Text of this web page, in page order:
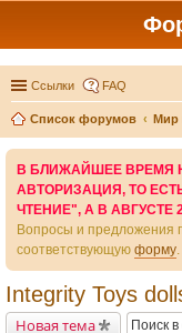
Ссылки FAQ
Список форумов Мир
В БЛИЖАЙШЕЕ ВРЕМЯ
АВТОРИЗАЦИЯ, ТО
ЧТЕНИЕ", А В АВГУСТЕ
Вопросы и предложения
соответствующую форму
Integrity Toys
Новая тема